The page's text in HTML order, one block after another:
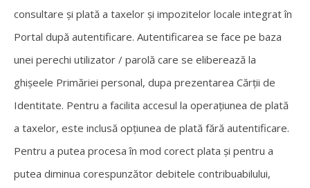
consultare și plată a taxelor și impozitelor locale integrat în
Portal după autentificare. Autentificarea se face pe baza
unei perechi utilizator / parolă care se eliberează la
ghișeele Primăriei personal, dupa prezentarea Cărții de
Identitate. Pentru a facilita accesul la operațiunea de plată
a taxelor, este inclusă opțiunea de plată fără autentificare.
Pentru a putea procesa în mod corect plata și pentru a
putea diminua corespunzător debitele contribuabilului,